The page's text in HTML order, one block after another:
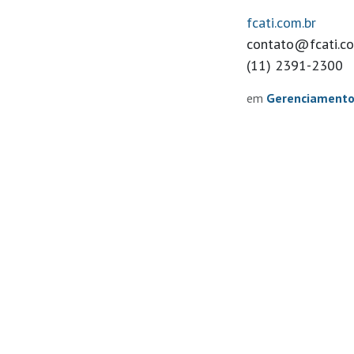
fcati.com.br
(11) 2391-2300
em